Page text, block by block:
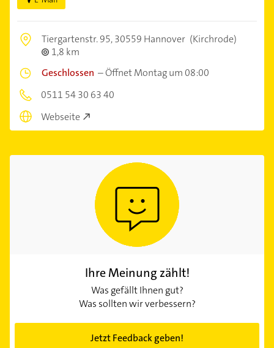
Tiergartenstr. 95,30559 Hannover (Kirchrode)
1,8 km
Geschlossen –Öffnet Montag um 08:00
0511 54 30 63 40
Webseite
Ihre Meinung zählt!
Was gefällt Ihnen gut?
Was sollten wir verbessern?
Jetzt Feedback geben!